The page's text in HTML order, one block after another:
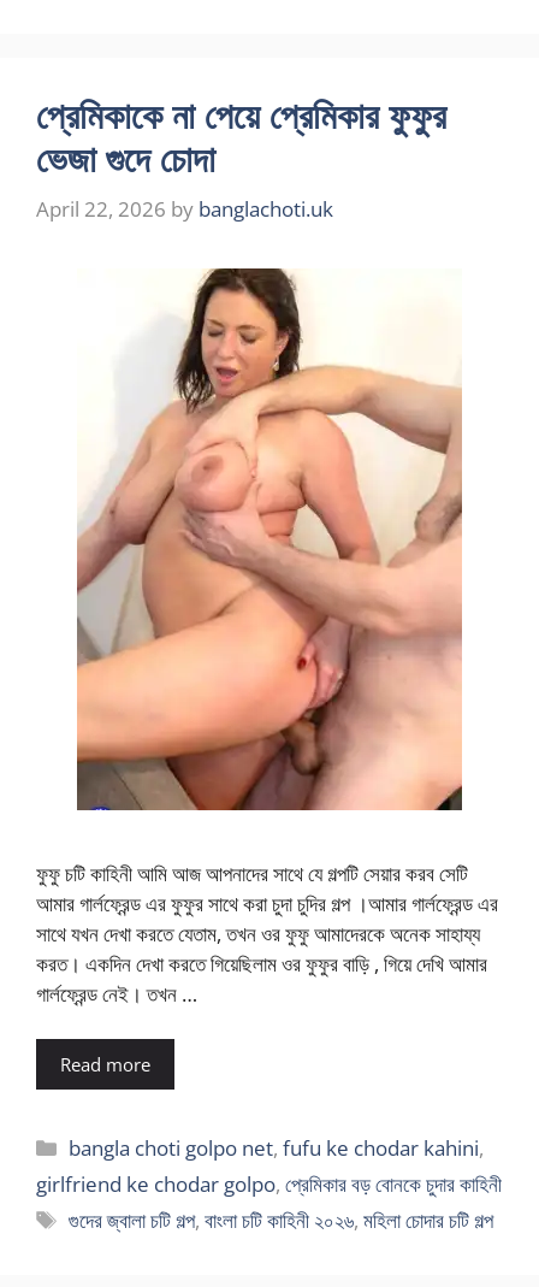
প্রেমিকাকে না পেয়ে প্রেমিকার ফুফুর
ভেজা গুদে চোদা
April 22, 2026 by banglachoti.uk
ফুফু চটি কাহিনী আমি আজ আপনাদের সাথে যে গল্পটি সেয়ার করব সেটি
আমার গার্লফ্রেন্ড এর ফুফুর সাথে করা চুদা চুদির গল্প ।আমার গার্লফ্রেন্ড এর
সাথে যখন দেখা করতে যেতাম, তখন ওর ফুফু আমাদেরকে অনেক সাহায্য
করত। একদিন দেখা করতে গিয়েছিলাম ওর ফুফুর বাড়ি , গিয়ে দেখি আমার
গার্লফ্রেন্ড নেই। তখন …
Read more
Categories
bangla choti golpo net,fufu ke chodar kahini,
girlfriend ke chodar golpo, প্রেমিকার বড় বোনকে চুদার কাহিনী
Tags
গুদের জ্বালা চটি গল্প,বাংলা চটি কাহিনী ২০২৬,মহিলা চোদার চটি গল্প